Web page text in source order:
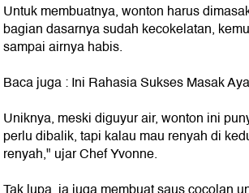
Untuk membuatnya, wonton harus
bagian dasarnya sudah kecokelatan,
sampai airnya habis.
Baca juga :Ini Rahasia Sukses Masak
Uniknya, meski diguyur air, wonton ini
perlu dibalik, tapi kalau mau renyah di
renyah," ujar Chef Yvonne.